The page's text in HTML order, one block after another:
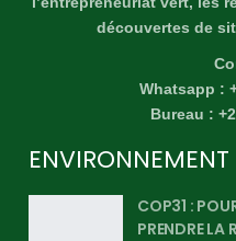
découvertes de
Whatsapp :
Bureau :
ENVIRONNEMENT
COP31 :
PRENDRE LA